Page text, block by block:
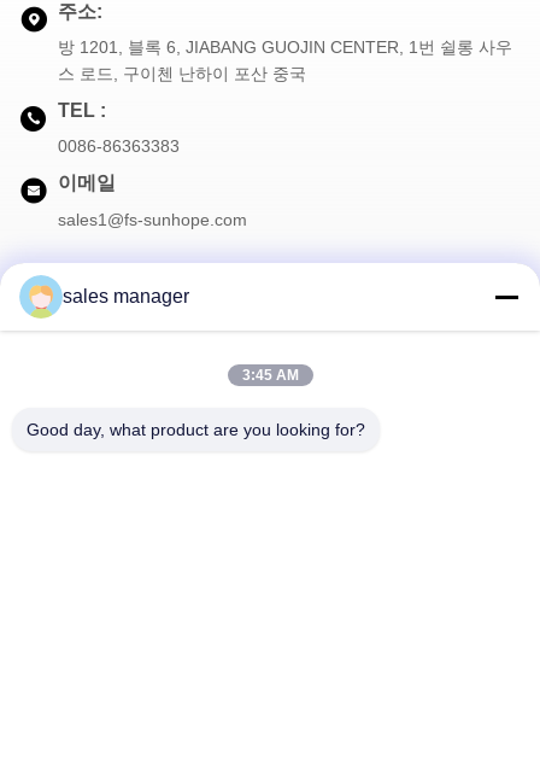
주소:
방 1201, 블록 6, JIABANG GUOJIN CENTER, 1번 쉴롱 사우
스 로드, 구이첸 난하이 포산 중국
TEL :
0086-86363383
이메일
sales1@fs-sunhope.com
sales manager
3:45 AM
Good day, what product are you looking for?